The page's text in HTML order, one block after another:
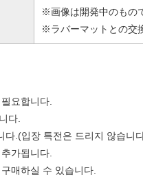
※画像は開発中のもの
※ラバーマットとの交
요합니다.
다.
다.(입장 특전은 드리지 않습니
가됩니다.
매하실 수 있습니다.